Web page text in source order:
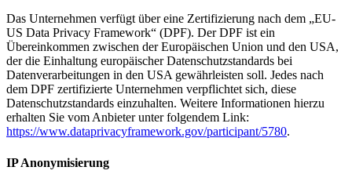
Das Unternehmen verfügt über eine Zertifizierung nach dem „EU-
US Data Privacy Framework“ (DPF). Der DPF ist ein
Übereinkommen zwischen der Europäischen Union und den USA,
der die Einhaltung europäischer Datenschutzstandards bei
Datenverarbeitungen in den USA gewährleisten soll. Jedes nach
dem DPF zertifizierte Unternehmen verpflichtet sich, diese
Datenschutzstandards einzuhalten. Weitere Informationen hierzu
erhalten Sie vom Anbieter unter folgendem Link:
https://www.dataprivacyframework.gov/participant/5780.
IP Anonymisierung